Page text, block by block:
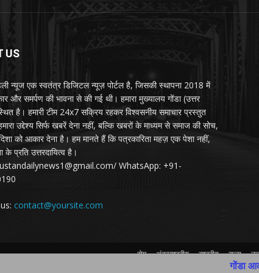
US
न्यूज एक स्वतंत्र डिजिटल न्यूज़ पोर्टल है, जिसकी स्थापना 2018 में
और समर्पण की भावना से की गई थी। हमारा मुख्यालय गोंडा (उत्तर
है। हमारी टीम 24x7 सक्रिय रहकर विश्वसनीय समाचार प्रस्तुत
उद्देश्य सिर्फ खबरें देना नहीं, बल्कि खबरों के माध्यम से समाज की सोच,
को आकार देना है। हम मानते हैं कि पत्रकारिता महज़ एक पेशा नहीं,
के प्रति उत्तरदायित्व है।
WhatsApp: +91-
contact@yoursite.com
होम अंतरराष्ट्रीय राष्ट्रीय राज्य
गोंडा आकाशीय बिजली